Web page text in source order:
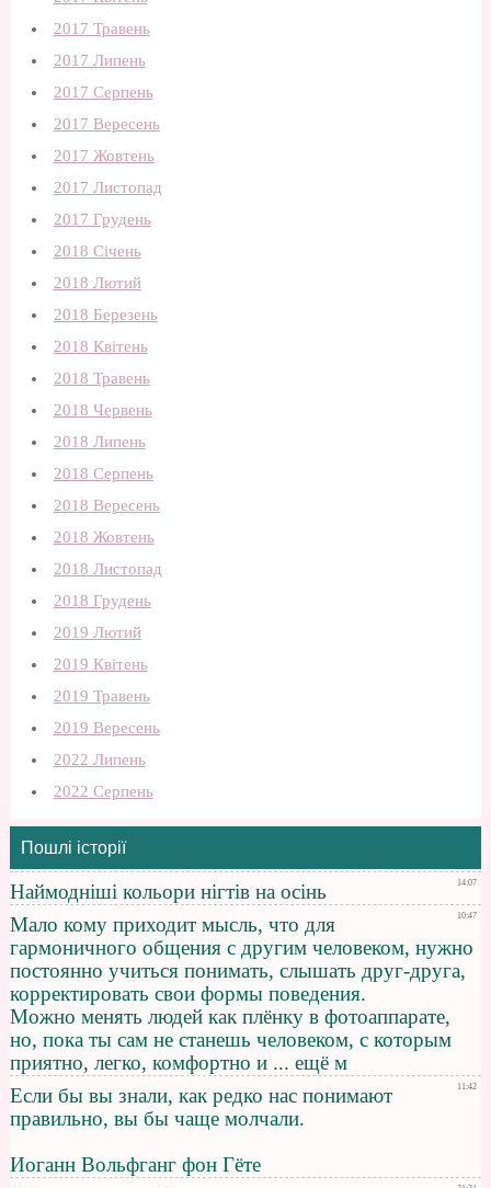
2017 Травень
2017 Липень
2017 Серпень
2017 Вересень
2017 Жовтень
2017 Листопад
2017 Грудень
2018 Січень
2018 Лютий
2018 Березень
2018 Квітень
2018 Травень
2018 Червень
2018 Липень
2018 Серпень
2018 Вересень
2018 Жовтень
2018 Листопад
2018 Грудень
2019 Лютий
2019 Квітень
2019 Травень
2019 Вересень
2022 Липень
2022 Серпень
Пошлі історії